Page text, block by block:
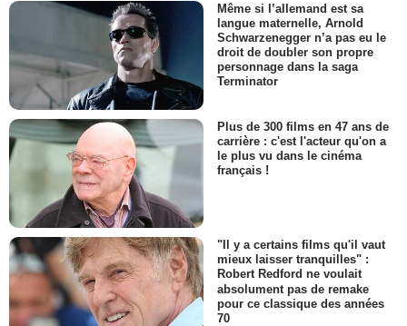
Même si l’allemand est sa
langue maternelle, Arnold
Schwarzenegger n’a pas eu le
droit de doubler son propre
personnage dans la saga
Terminator
Plus de 300 films en 47 ans de
carrière : c'est l'acteur qu'on a
le plus vu dans le cinéma
français !
"Il y a certains films qu'il vaut
mieux laisser tranquilles" :
Robert Redford ne voulait
absolument pas de remake
pour ce classique des années
70